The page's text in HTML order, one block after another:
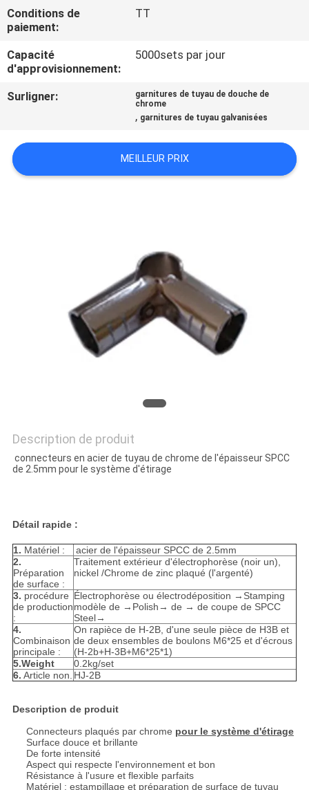
LA
QUALITÉ
NOUS
CONTACTER
DEMANDEZ
UN DEVIS
POLITIQUE
CONFIDENTIALITÉ
Conditions de
paiement:
TT
Capacité
d'approvisionnement:
5000sets par jour
Surligner:
garnitures de tuyau de douche de
chrome
, garnitures de tuyau galvanisées
MEILLEUR PRIX
Description de produit
connecteurs en acier de tuyau de chrome de l'épaisseur SPCC
de 2.5mm pour le système d'étirage
Détail rapide :
1. Matériel :
acier de l'épaisseur SPCC de 2.5mm
2.
Préparation
de surface :
Traitement extérieur d'électrophorèse (noir un),
nickel /Chrome de zinc plaqué (l'argenté)
3. procédure
de production
:
Électrophorèse ou électrodéposition →Stamping
modèle de →Polish→ de → de coupe de SPCC
Steel→
4.
Combinaison
principale :
On rapièce de H-2B, d'une seule pièce de H3B et
de deux ensembles de boulons M6*25 et d'écrous
(H-2b+H-3B+M6*25*1)
5.Weight
0.2kg/set
6. Article non. HJ-2B
Description de produit
Connecteurs plaqués par chrome pour le système d'étirage
Surface douce et brillante
De forte intensité
Aspect qui respecte l'environnement et bon
Résistance à l'usure et flexible parfaits
Matériel : estampillage et préparation de surface de tuyau